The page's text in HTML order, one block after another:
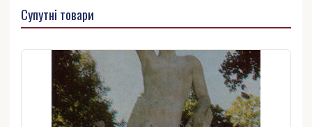
Супутні товари